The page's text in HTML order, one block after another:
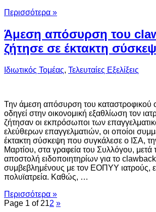
Περισσότερα »
Άμεση απόσυρση του
ζήτησε σε έκτακτη
Ιδιωτικός Τομέας, Τελευταίες Εξελίξεις
Την άμεση απόσυρση του καταστροφικού
οδηγεί στην οικονομική εξαθλίωση τον
ζήτησαν οι εκπρόσωποι των
ελεύθερων επαγγελματιών, οι οποίοι
έκτακτη σύσκεψη που συγκάλεσε ο ΙΣΑ,
Μαρτίου, στα γραφεία του Συλλόγου,
αποστολή ειδοποιητηρίων για το
συμβεβλημένους με τον ΕΟΠΥΥ ιατρούς,
πολυϊατρεία. Καθώς, …
Περισσότερα »
Page 1 of 212 »